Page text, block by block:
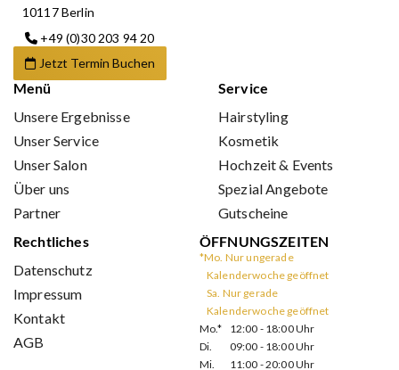
10117 Berlin
+49 (0)30 203 94 20
Jetzt Termin Buchen
Menü
Unsere Ergebnisse
Unser Service
Unser Salon
Über uns
Partner
Service
Hairstyling
Kosmetik
Hochzeit & Events
Spezial Angebote
Gutscheine
Rechtliches
Datenschutz
Impressum
Kontakt
AGB
ÖFFNUNGSZEITEN
*Mo. Nur ungerade
Kalenderwoche geöffnet
Sa. Nur gerade
Kalenderwoche geöffnet
Mo.*
12:00 - 18:00 Uhr
Di.
09:00 - 18:00 Uhr
Mi.
11:00 - 20:00 Uhr